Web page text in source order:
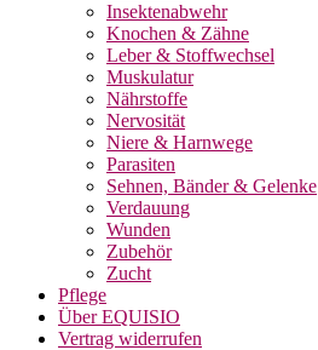
Insektenabwehr
Knochen & Zähne
Leber & Stoffwechsel
Muskulatur
Nährstoffe
Nervosität
Niere & Harnwege
Parasiten
Sehnen, Bänder & Gelenke
Verdauung
Wunden
Zubehör
Zucht
Pflege
Über EQUISIO
Vertrag widerrufen